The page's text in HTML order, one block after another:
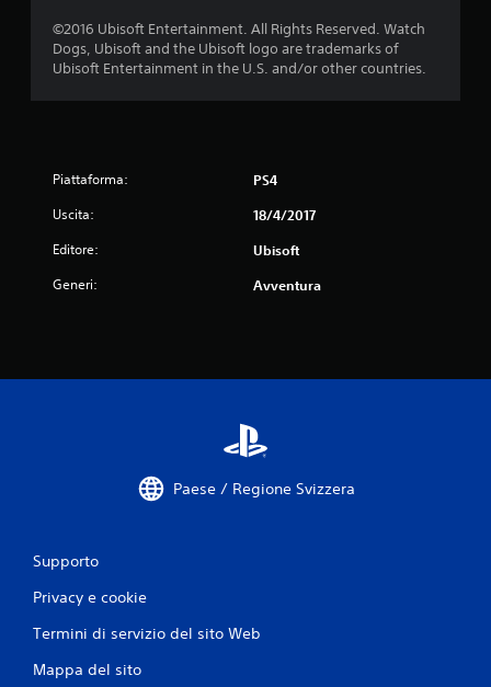
1
0
a
©2016 Ubisoft Entertainment. All Rights Reserved. Watch
Dogs, Ubisoft and the Ubisoft logo are trademarks of
Ubisoft Entertainment in the U.S. and/or other countries.
Piattaforma: PS4
Uscita: 18/4/2017
Editore: Ubisoft
Generi: Avventura
Paese / Regione Svizzera
Supporto
Privacy e cookie
Termini di servizio del sito Web
Mappa del sito